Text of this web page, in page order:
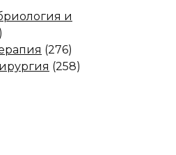
и
(276)
(258)